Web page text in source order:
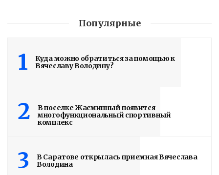
Популярные
1
Куда можно обратиться за помощью к
Вячеславу Володину?
2
В поселке Жасминный появится
многофункциональный спортивный
комплекс
3
В Саратове открылась приемная Вячеслава
Володина
Володин: 31 августа
РАБОТЫ БУДУТ
5 дней назад
Подробности в статье!